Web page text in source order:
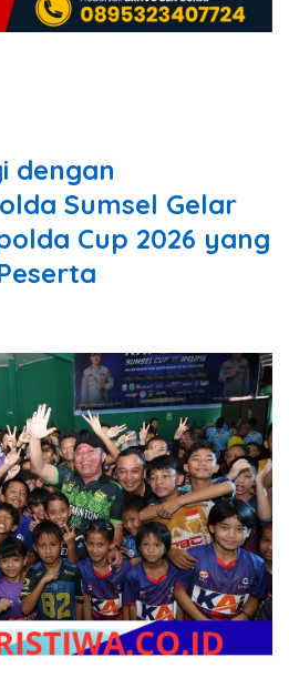
dengan
Sumsel Gelar
Cup 2026 yang